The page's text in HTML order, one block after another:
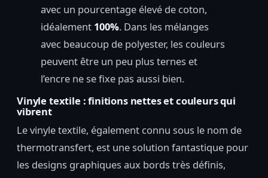
avec un pourcentage élevé de coton,
idéalement 100%. Dans les mélanges
avec beaucoup de polyester, les couleurs
peuvent être un peu plus ternes et
l’encre ne se fixe pas aussi bien.
Vinyle textile : finitions nettes et couleurs qui
vibrent
Le vinyle textile, également connu sous le nom de
thermotransfert, est une solution fantastique pour
les designs graphiques aux bords très définis,